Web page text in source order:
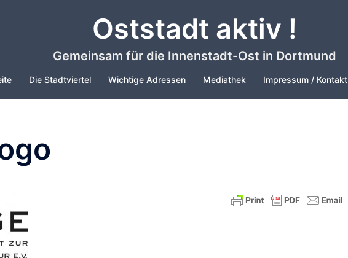
Oststadt aktiv !
Gemeinsam für die Innenstadt-Ost in Dortmund
Die Stadtviertel Wichtige Adressen Mediathek Impressum / Kontakt